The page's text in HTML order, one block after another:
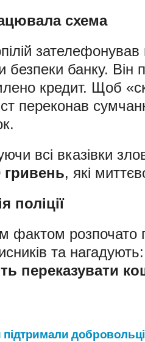
схема
безпеки банку. Він
кредит. Щоб
переконав
всі вказівки
гривень, які
поліції
фактом розпочато
та нагадують:
переказувати